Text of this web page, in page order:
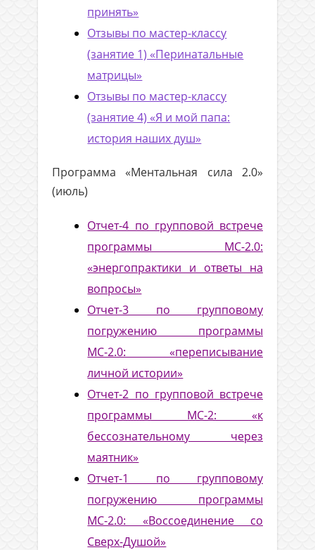
принять»
Отзывы по мастер-классу
(занятие 1) «Перинатальные
матрицы»
Отзывы по мастер-классу
(занятие 4) «Я и мой папа:
история наших душ»
Программа «Ментальная сила 2.0»
(июль)
Отчет-4 по групповой встрече
программы МС-2.0:
«энергопрактики и ответы на
вопросы»
Отчет-3 по групповому
погружению программы
МС-2.0: «переписывание
личной истории»
Отчет-2 по групповой встрече
программы МС-2: «к
бессознательному через
маятник»
Отчет-1 по групповому
погружению программы
МС-2.0: «Воссоединение со
Сверх-Душой»